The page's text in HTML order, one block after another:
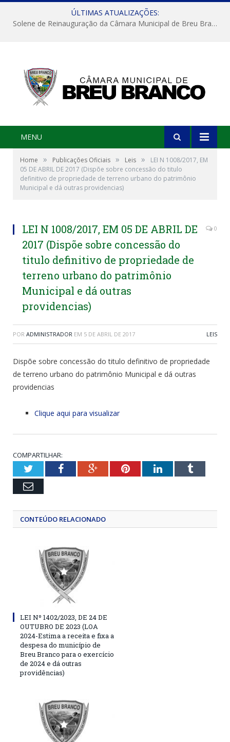
ÚLTIMAS ATUALIZAÇÕES:
Solene de Reinauguração da Câmara Municipal de Breu Branco
MENU
Home » Publicações Oficiais » Leis »
LEI N 1008/2017, EM
05 DE ABRIL DE 2017 (Dispõe sobre concessão do titulo
definitivo de propriedade de terreno urbano do patrimônio
Municipal e dá outras providencias)
LEI N 1008/2017, EM 05 DE ABRIL DE
2017 (Dispõe sobre concessão do
titulo definitivo de propriedade de
terreno urbano do patrimônio
Municipal e dá outras
providencias)
0
POR ADMINISTRADOR EM 5 DE ABRIL DE 2017 LEIS
Dispõe sobre concessão do titulo definitivo de propriedade
de terreno urbano do patrimônio Municipal e dá outras
providencias
Clique aqui para visualizar
COMPARTILHAR:
TwitterFacebookGoogle+PinterestLinkedInTumblr
Email
CONTEÚDO RELACIONADO
LEI Nº 1402/2023, DE 24 DE
OUTUBRO DE 2023 (LOA
2024-Estima a receita e fixa a
despesa do município de
Breu Branco para o exercício
de 2024 e dá outras
providências)